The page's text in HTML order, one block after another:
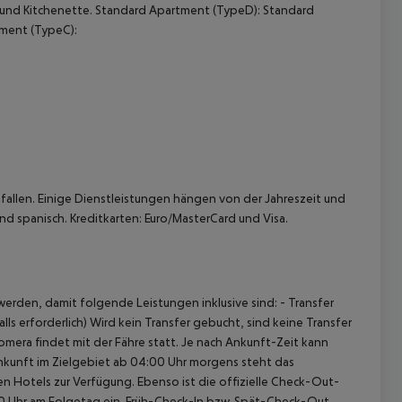
Kitchenette. Standard Apartment (TypeD): Standard
(TypeC):
Einige Dienstleistungen hängen von der Jahreszeit und
spanisch. Kreditkarten: Euro/MasterCard und Visa.
damit folgende Leistungen inklusive sind: - Transfer
erforderlich) Wird kein Transfer gebucht, sind keine Transfer
findet mit der Fähre statt. Je nach Ankunft-Zeit kann
im Zielgebiet ab 04:00 Uhr morgens steht das
Hotels zur Verfügung. Ebenso ist die offizielle Check-Out-